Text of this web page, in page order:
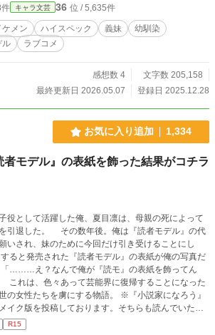
キャラ文芸 36 位 / 5,635件
ケメン ハイスペック 義妹
幼馴染
ル ラブコメ
感想数 4
文字数 205,158
最終更新日 2026.05.07
登録日 2025.12.28
お気に入り追加 1,334
モデル』の表紙を飾った結果がコチラ
役として活躍した俺、夏目凛は、母親の死によって
数年後。俺は『読者モデル』の代
いされ、妹のために今回だけ引き受けることにし
性たちを虜にする物語。 ※『小説家になろう』
イク版を投稿しております。そちらも読んでいただ
しいです。
R15